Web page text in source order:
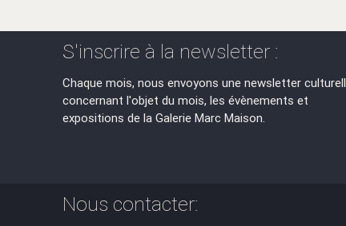
S'inscrire à la newsletter :
Chaque mois, nous envoyons une newsletter
concernant l'objet du mois, les évènements et
expositions de la Galerie Marc Maison.
Nous contacter: